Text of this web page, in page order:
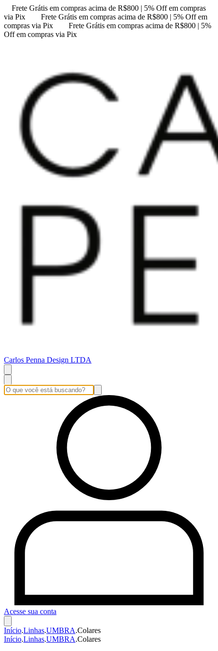
Frete Grátis em compras acima de R$800 | 5% Off em compras
via Pix
Frete Grátis em compras acima de R$800 | 5% Off em
compras via Pix
Frete Grátis em compras acima de R$800 | 5%
Off em compras via Pix
Carlos Penna Design LTDA
Acesse sua conta
Início.Linhas.UMBRA.Colares
Início.Linhas.UMBRA.Colares